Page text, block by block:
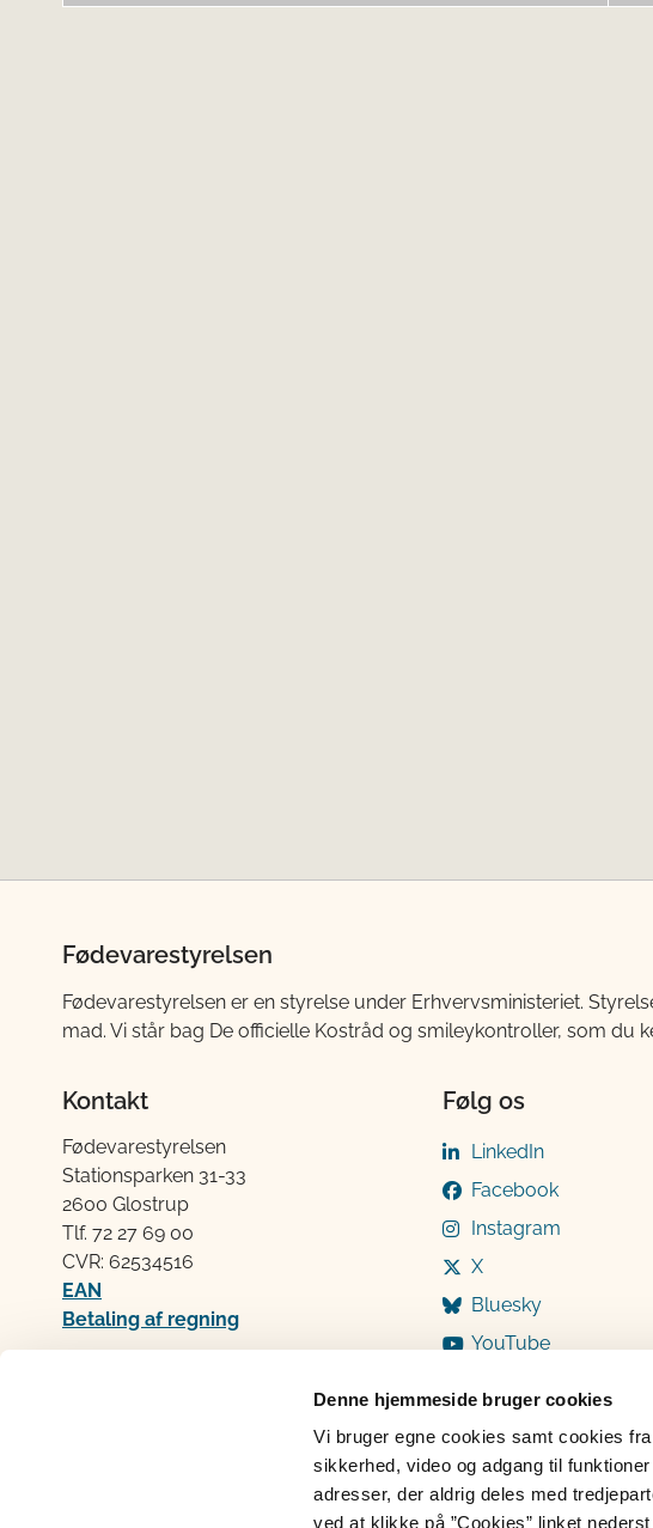
Denne hjemmeside bruger cookies
Vi bruger egne cookies samt cookies
sikkerhed, video og adgang til
adresser, der aldrig deles med
ved at klikke på ”Cookies” linket
Fødevarestyrelsen
Fødevarestyrelsen er en styrelse under Erhvervsministeriet.
mad. Vi står bag De officielle Kostråd og smileykontroller, som du
Kontakt
Fødevarestyrelsen
Stationsparken 31-33
2600 Glostrup
Tlf. 72 2​​​7 69 00
CVR: 62534516
EAN
Betaling af regning
Følg os
LinkedIn
Facebook
Instagram
X
Bluesky
YouTube